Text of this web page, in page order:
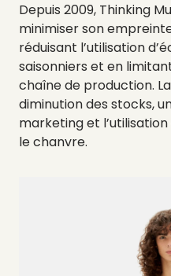
Depuis 2009, Thinking
minimiser son
réduisant l’utilisation
saisonniers et en
chaîne de production.
diminution des stocks,
marketing et
le chanvre.